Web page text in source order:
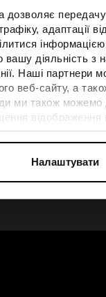
дозволяє
адаптації
діяльність
Наші
веб-сайту, а
ми також
відображення
які
Політиці
Налаштувати
Образи на
на музичні